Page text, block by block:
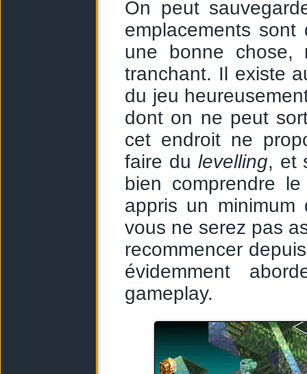
On peut
emplacements sont
une bonne chose,
tranchant. Il existe
du jeu
dont on ne peut
cet endroit ne
faire du levelling, et
bien comprendre
appris un minimum
vous ne serez pas
recommencer
évidemment
gameplay.